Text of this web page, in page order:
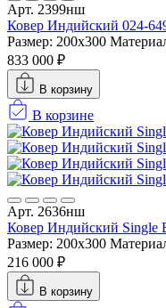
Арт. 2399нш
Ковер Индийский 024-
Размер: 200x300
833 000 ₽
В корзину
В корзине
Арт. 2636нш
Ковер Индийский Single
Размер: 200x300
216 000 ₽
В корзину